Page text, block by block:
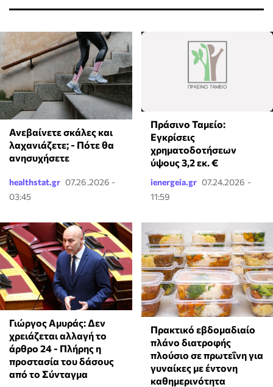
Ανεβαίνετε σκάλες και
λαχανιάζετε; - Πότε θα
ανησυχήσετε
healthstat.gr 07.26.2026 -
03:45
Πράσινο Ταμείο:
Εγκρίσεις
χρηματοδοτήσεων
ύψους 3,2 εκ. €
ienergeia.gr 07.24.2026 -
11:59
Γιώργος Αμυράς: Δεν
χρειάζεται αλλαγή το
άρθρο 24 - Πλήρης η
προστασία του δάσους
από το Σύνταγμα
Πρακτικό εβδομαδιαίο
πλάνο διατροφής
πλούσιο σε πρωτεΐνη για
γυναίκες με έντονη
καθημερινότητα